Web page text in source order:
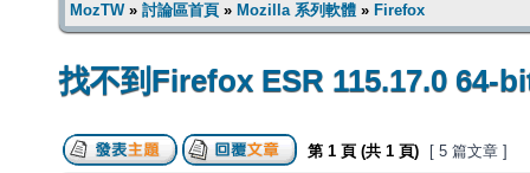
MozTW» 討論區首頁 » Mozilla 系列軟體 » Firefox
找不到Firefox ESR 115.17.0 64-
第 1 頁 (共 1 頁) [ 5 篇文章 ]